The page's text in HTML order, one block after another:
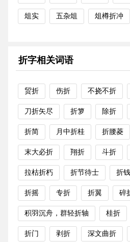
俎实 五杂俎 俎樽折冲
折字相关词语
贸折 伤折 不挠不折
刀折矢尽 折箩 除折
折简 月中折桂 折腰菱
末大必折 翔折 斗折
拉枯折朽 折节待士 折钱
折摇 专折 折翼 碎
积羽沉舟，群轻折轴 桂折
折门 剥折 深文曲折